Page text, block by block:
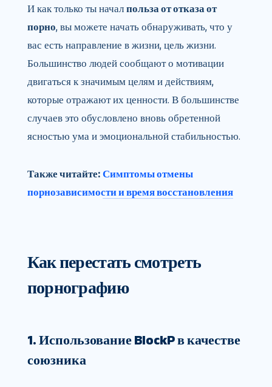
И как только ты начал польза от отказа от
порно, вы можете начать обнаруживать, что у
вас есть направление в жизни, цель жизни.
Большинство людей сообщают о мотивации
двигаться к значимым целям и действиям,
которые отражают их ценности. В большинстве
случаев это обусловлено вновь обретенной
ясностью ума и эмоциональной стабильностью.
Также читайте: Симптомы отмены
порнозависимости и время восстановления
Как перестать смотреть
порнографию
1. Использование BlockP в качестве
союзника